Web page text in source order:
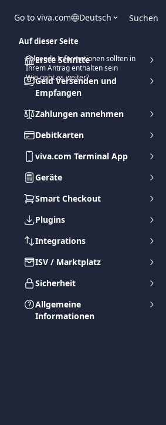
Go to viva.com Deutsch Suchen
Erste Schritte
Geld Versenden und
Empfangen
Zahlungen annehmen
Debitkarten
viva.com Terminal App
Geräte
Smart Checkout
Plugins
Integrations
ISV / Marktplatz
Sicherheit
Allgemeine
Informationen
Auf dieser Seite
Folgende Informationen sollten in
Ihrem Antrag enthalten sein
Wie geht es weiter?